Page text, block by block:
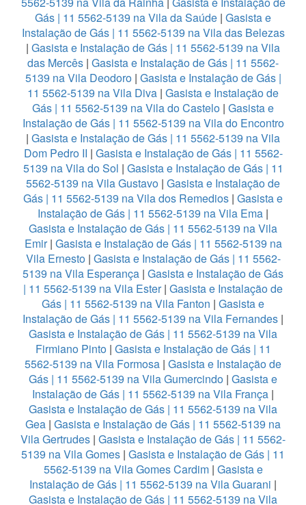
Gás | 11 5562-5139 na Vila da Saúde | Gasista e
Instalação de Gás | 11 5562-5139 na Vila das Belezas
| Gasista e Instalação de Gás | 11 5562-5139 na Vila
das Mercês | Gasista e Instalação de Gás | 11 5562-
5139 na Vila Deodoro| Gasista e Instalação de Gás |
11 5562-5139 na Vila Diva | Gasista e Instalação de
Gás | 11 5562-5139 na Vila do Castelo | Gasista e
Instalação de Gás | 11 5562-5139 na Vila do Encontro
| Gasista e Instalação de Gás | 11 5562-5139 na Vila
Dom Pedro II | Gasista e Instalação de Gás | 11 5562-
5139 na Vila do Sol | Gasista e Instalação de Gás | 11
5562-5139 na Vila Gustavo | Gasista e Instalação de
Gás | 11 5562-5139 na Vila dos Remedios | Gasista e
Instalação de Gás | 11 5562-5139 na Vila Ema |
Gasista e Instalação de Gás | 11 5562-5139 na Vila
Emir| Gasista e Instalação de Gás | 11 5562-5139 na
Vila Ernesto| Gasista e Instalação de Gás | 11 5562-
5139 na Vila Esperança | Gasista e Instalação de Gás
| 11 5562-5139 na Vila Ester| Gasista e Instalação de
Gás | 11 5562-5139 na Vila Fanton | Gasista e
Instalação de Gás | 11 5562-5139 na Vila Fernandes |
Gasista e Instalação de Gás | 11 5562-5139 na Vila
Firmiano Pinto| Gasista e Instalação de Gás | 11
5562-5139 na Vila Formosa | Gasista e Instalação de
Gás | 11 5562-5139 na Vila Gumercindo | Gasista e
Instalação de Gás | 11 5562-5139 na Vila França |
Gasista e Instalação de Gás | 11 5562-5139 na Vila
Gea | Gasista e Instalação de Gás | 11 5562-5139 na
Vila Gertrudes | Gasista e Instalação de Gás | 11 5562-
5139 na Vila Gomes | Gasista e Instalação de Gás | 11
5562-5139 na Vila Gomes Cardim| Gasista e
Instalação de Gás | 11 5562-5139 na Vila Guarani |
Gasista e Instalação de Gás | 11 5562-5139 na Vila